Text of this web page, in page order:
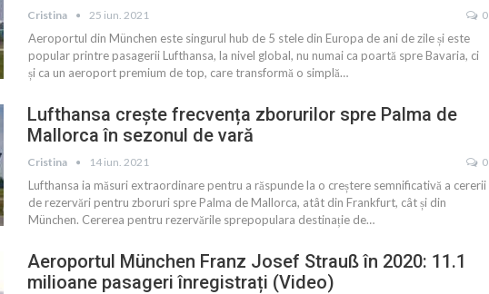
Cristina 25 iun. 2021 0
Aeroportul din München este singurul hub de 5 stele din Europa de ani de zile și este
popular printre pasagerii Lufthansa, la nivel global, nu numai ca poartă spre Bavaria, ci
și ca un aeroport premium de top, care transformă o simplă…
Lufthansa crește frecvența zborurilor spre Palma de
Mallorca în sezonul de vară
Cristina 14 iun. 2021 0
Lufthansa ia măsuri extraordinare pentru a răspunde la o creștere semnificativă a cererii
de rezervări pentru zboruri spre Palma de Mallorca, atât din Frankfurt, cât și din
München. Cererea pentru rezervările sprepopulara destinație de…
Aeroportul München Franz Josef Strauß în 2020: 11.1
milioane pasageri înregistrați (Video)